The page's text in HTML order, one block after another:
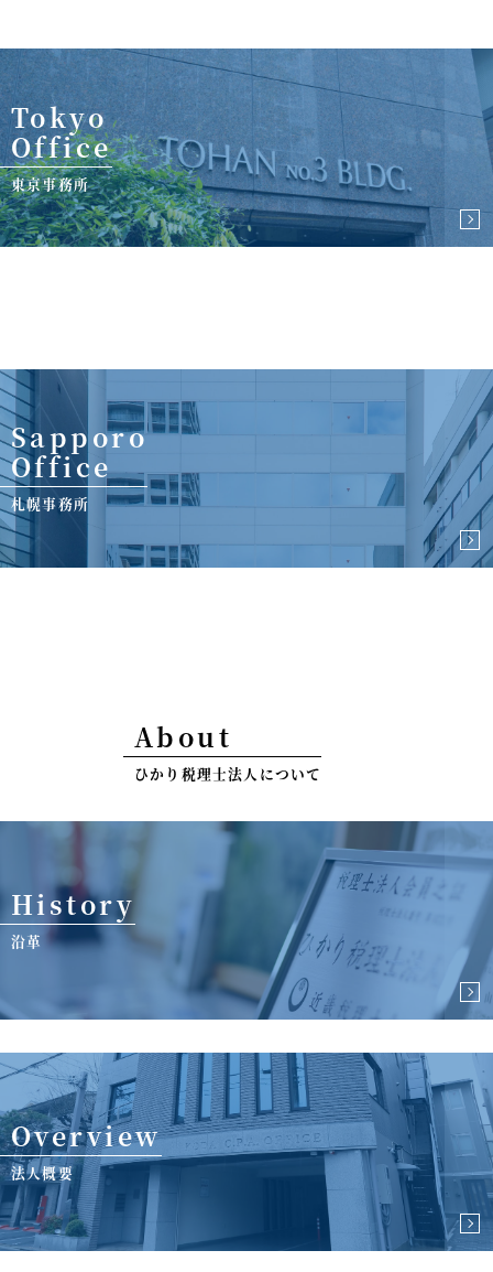
Tokyo
Office
東京事務所
Sapporo
Office
札幌事務所
About
ひかり税理士法人について
History
沿革
Overview
法人概要